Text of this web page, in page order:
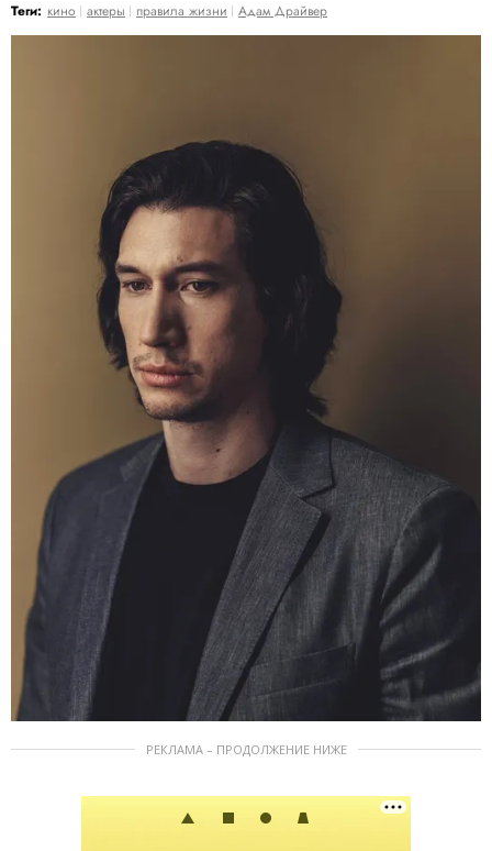
Теги: кино актеры правила жизни Адам Драйвер
РЕКЛАМА – ПРОДОЛЖЕНИЕ НИЖЕ